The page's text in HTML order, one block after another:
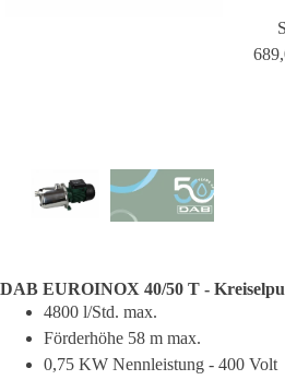
DAB EUROINOX 40/50 T -
4800 l/Std. max.
Förderhöhe 58 m max.
0,75 KW Nennleistung - 400 Volt